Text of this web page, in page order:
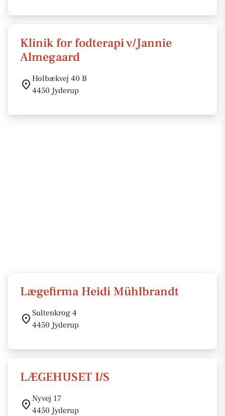
Klinik for fodterapi v/Jannie
Almegaard
Holbækvej 40 B
4450 Jyderup
Lægefirma Heidi Mühlbrandt
Sultenkrog 4
4450 Jyderup
LÆGEHUSET I/S
Nyvej 17
4450 Jyderup